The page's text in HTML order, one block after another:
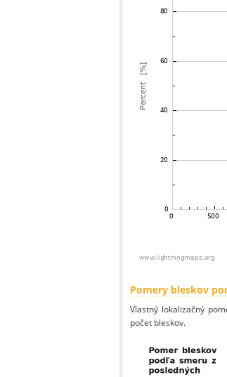
Pomery bleskov
Vlastný lokalizačný
počet bleskov.